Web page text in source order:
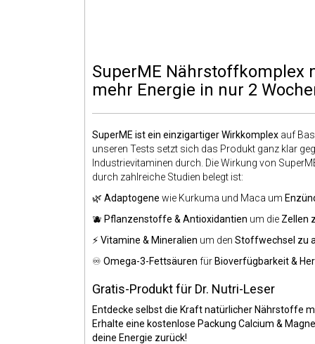
SuperME Nährstoffkomplex
mehr Energie in nur 2
SuperME ist ein einzigartiger Wirkkomplex auf
unseren Tests setzt sich das Produkt ganz klar
Industrievitaminen durch. Die Wirkung von
durch zahlreiche Studien belegt ist:
🌿 Adaptogene wie Kurkuma und Maca um
🫐 Pflanzenstoffe & Antioxidantien um die Zellen
⚡Vitamine & Mineralien um den Stoffwechsel zu
♾️ Omega-3-Fettsäuren für Bioverfügbarkeit &
Gratis-Produkt für Dr. Nutri-Leser
Entdecke selbst die Kraft natürlicher Nährstoffe
Erhalte eine kostenlose Packung Calcium &
deine Energie zurück!